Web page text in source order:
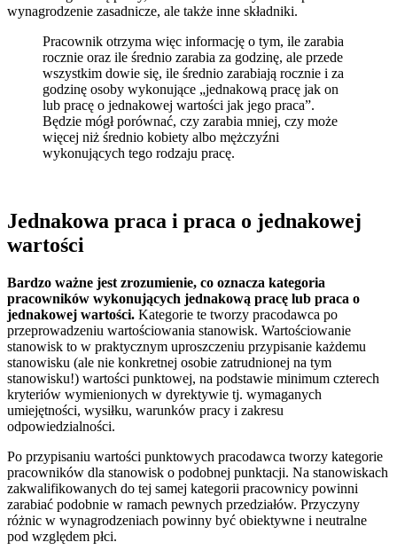
wynagrodzenie zasadnicze, ale także inne składniki.
Pracownik otrzyma więc informację o tym, ile zarabia
rocznie oraz ile średnio zarabia za godzinę, ale przede
wszystkim dowie się, ile średnio zarabiają rocznie i za
godzinę osoby wykonujące „jednakową pracę jak on
lub pracę o jednakowej wartości jak jego praca”.
Będzie mógł porównać, czy zarabia mniej, czy może
więcej niż średnio kobiety albo mężczyźni
wykonujących tego rodzaju pracę.
Jednakowa praca i praca o jednakowej
wartości
Bardzo ważne jest zrozumienie, co oznacza kategoria
pracowników wykonujących jednakową pracę lub praca o
jednakowej wartości. Kategorie te tworzy pracodawca po
przeprowadzeniu wartościowania stanowisk. Wartościowanie
stanowisk to w praktycznym uproszczeniu przypisanie każdemu
stanowisku (ale nie konkretnej osobie zatrudnionej na tym
stanowisku!) wartości punktowej, na podstawie minimum czterech
kryteriów wymienionych w dyrektywie tj. wymaganych
umiejętności, wysiłku, warunków pracy i zakresu
odpowiedzialności.
Po przypisaniu wartości punktowych pracodawca tworzy kategorie
pracowników dla stanowisk o podobnej punktacji. Na stanowiskach
zakwalifikowanych do tej samej kategorii pracownicy powinni
zarabiać podobnie w ramach pewnych przedziałów. Przyczyny
różnic w wynagrodzeniach powinny być obiektywne i neutralne
pod względem płci.